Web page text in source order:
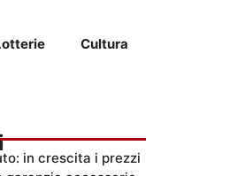
Cultura
in crescita i prezzi